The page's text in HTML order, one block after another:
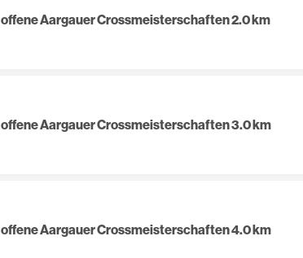
offene Aargauer Crossmeisterschaften 2.0 km
offene Aargauer Crossmeisterschaften 3.0 km
offene Aargauer Crossmeisterschaften 4.0 km